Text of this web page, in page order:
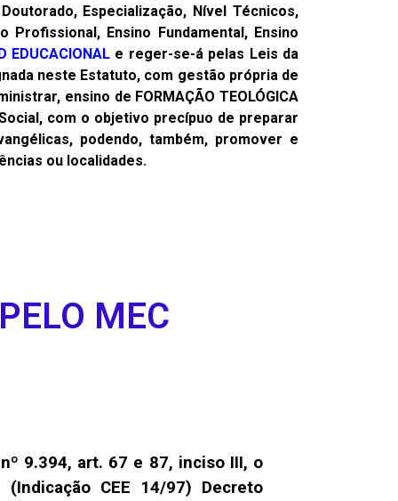
Especialização, Nível Técnicos,
Ensino Fundamental, Ensino
EDUCACIONAL e reger-se-á pelas Leis da
neste Estatuto, com gestão própria de
ensino de FORMAÇÃO TEOLÓGICA
com o objetivo precípuo de preparar
podendo, também, promover e
ou localidades.
MEC
9.394, art. 67 e 87, inciso III, o
CEE 14/97) Decreto